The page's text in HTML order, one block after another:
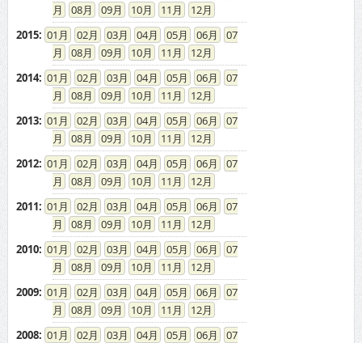
08
09 10 11
12
2015: 01 02 03 04 05 06
07
08
09 10 11
12
2014: 01 02 03 04 05 06
07
08
09 10 11
12
2013: 01 02 03 04 05 06
07
08
09 10 11
12
2012: 01 02 03 04 05 06
07
08
09 10 11
12
2011: 01 02 03 04 05 06
07
08
09 10 11
12
2010: 01 02 03 04 05 06
07
08
09 10 11
12
2009: 01 02 03 04 05 06
07
08
09 10 11
12
2008: 01 02 03 04 05 06
07